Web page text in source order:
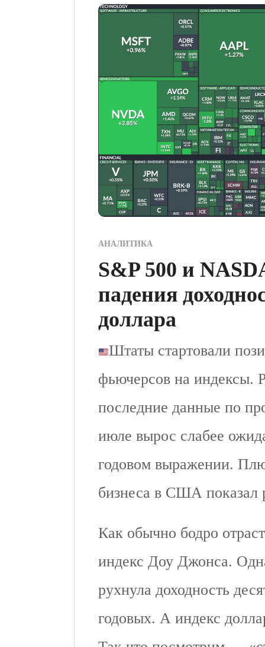
АНАЛИТИКА
S&P 500 и
падения
доллара
Штаты стартовали
фьючерсов на индексы.
последние данные по
июле вырос слабее
годовом выражении.
бизнеса в США показал
Как обычно бодро
индекс Доу Джонса.
рухнула доходность
годовых. А индекс